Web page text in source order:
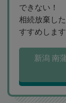
できない！
相続放棄し
すすめします
新潟 南